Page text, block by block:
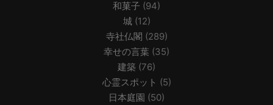
和菓子 (94)
城(12)
寺社仏閣 (289)
幸せの言葉 (35)
建築 (76)
心霊スポット (5)
日本庭園 (50)